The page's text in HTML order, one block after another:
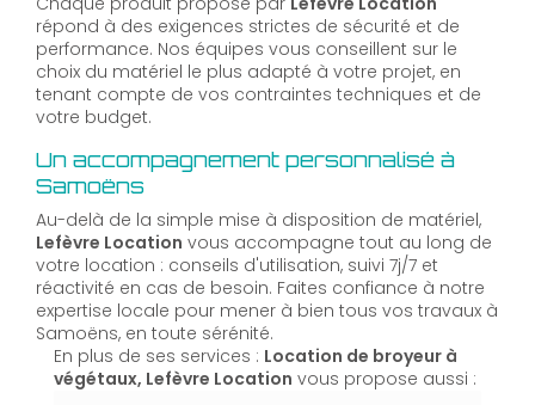
répond à des exigences strictes de sécurité et de
performance. Nos équipes vous conseillent sur le
choix du matériel le plus adapté à votre projet, en
tenant compte de vos contraintes techniques et de
votre budget.
Un accompagnement personnalisé à
Samoëns
Au-delà de la simple mise à disposition de matériel,
Lefèvre Location vous accompagne tout au long de
votre location : conseils d'utilisation, suivi 7j/7 et
réactivité en cas de besoin. Faites confiance à notre
expertise locale pour mener à bien tous vos travaux à
Samoëns, en toute sérénité.
En plus de ses services : Location de broyeur à
végétaux, Lefèvre Location vous propose aussi :